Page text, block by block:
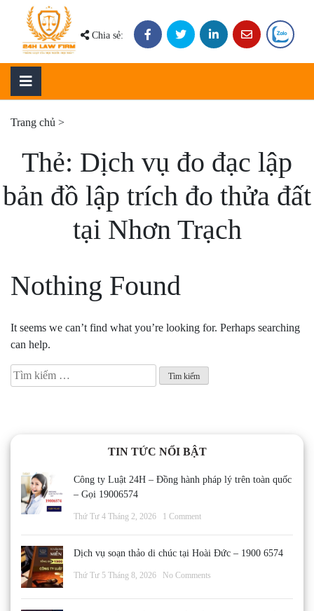
content
Chia sẻ:
Trang chủ >
Thẻ: Dịch vụ đo đạc lập
bản đồ lập trích đo thửa đất
tại Nhơn Trạch
Nothing Found
It seems we can’t find what you’re looking for. Perhaps searching
can help.
Tìm
kiếm
TIN TỨC NỔI BẬT
Công ty Luật 24H – Đồng hành pháp lý trên toàn quốc
– Gọi 19006574
Thứ Tư 4 Tháng 2, 2026 1 Comment
Dịch vụ soạn thảo di chúc tại Hoài Đức – 1900 6574
Thứ Tư 5 Tháng 8, 2026 No Comments